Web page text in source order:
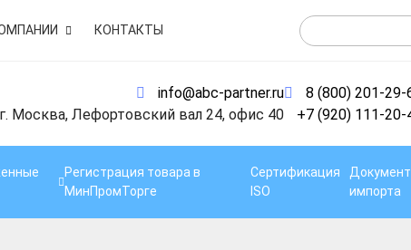
КОНТАКТЫ
info@abc-partner.ru
г. Москва, Лефортовский вал 24, офис 40
8 (800) 201-29-
+7 (920) 111-20-
Регистрация товара в
МинПромТорге
Сертификация
ISO
импорта